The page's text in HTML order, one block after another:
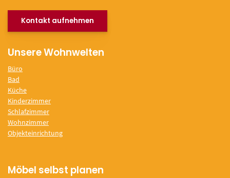
Kontakt aufnehmen
Unsere Wohnwelten
Büro
Bad
Küche
Kinderzimmer
Schlafzimmer
Wohnzimmer
Objekteinrichtung
Möbel selbst planen